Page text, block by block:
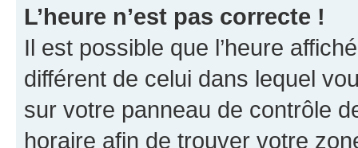
L’heure n’est pas correcte !
Il est possible que l’heure
différent de celui dans lequel
sur votre panneau de contrôle
horaire afin de trouver votre